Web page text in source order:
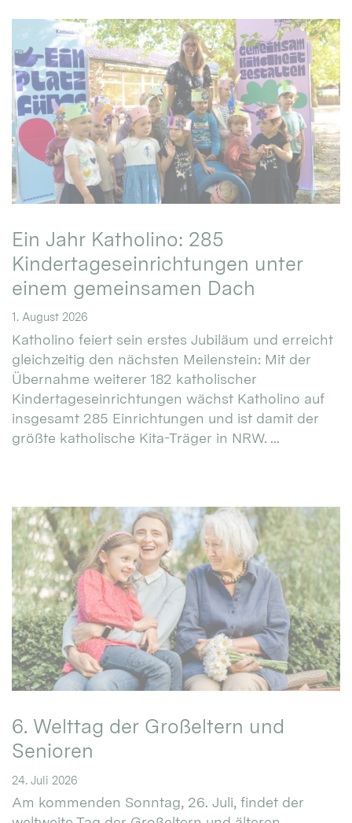
Ein Jahr Katholino: 285
Kindertageseinrichtungen unter
einem gemeinsamen Dach
1. August 2026
Katholino feiert sein erstes Jubiläum und erreicht
gleichzeitig den nächsten Meilenstein: Mit der
Übernahme weiterer 182 katholischer
Kindertageseinrichtungen wächst Katholino auf
insgesamt 285 Einrichtungen und ist damit der
größte katholische Kita-Träger in NRW. ...
6. Welttag der Großeltern und
Senioren
24. Juli 2026
Am kommenden Sonntag, 26. Juli, findet der